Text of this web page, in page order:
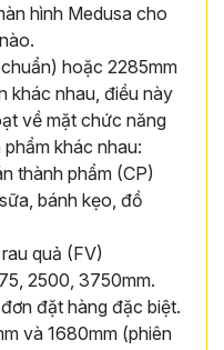
hình Medusa cho
hoặc 2285mm
khác nhau, điều này
về mặt chức năng
khác nhau:
thành phẩm (CP)
bánh kẹo, đồ
quả (FV)
2500, 3750mm.
đặt hàng đặc biệt.
và 1680mm (phiên